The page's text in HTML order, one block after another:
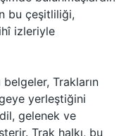
bu çeşitliliği,
izleriyle
Trakların
yerleştiğini
gelenek ve
Trak halkı, bu